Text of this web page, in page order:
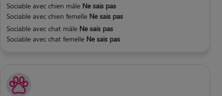
Sociable avec chien mâle Ne sais pas
Sociable avec chien femelle Ne sais pas
Sociable avec chat mâle Ne sais pas
Sociable avec chat femelle Ne sais pas